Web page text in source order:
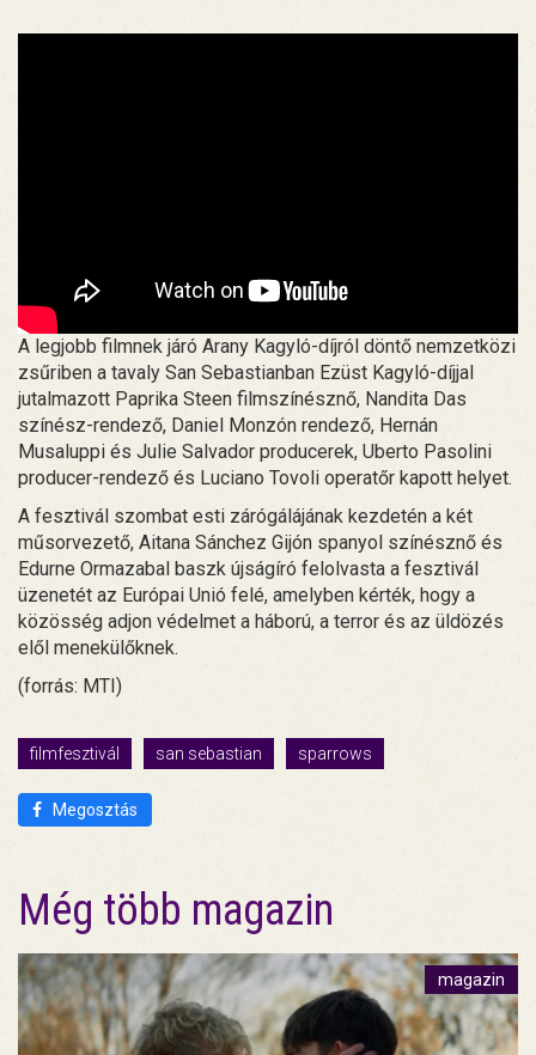
A legjobb filmnek járó Arany Kagyló-díjról döntő nemzetközi
zsűriben a tavaly San Sebastianban Ezüst Kagyló-díjjal
jutalmazott Paprika Steen filmszínésznő, Nandita Das
színész-rendező, Daniel Monzón rendező, Hernán
Musaluppi és Julie Salvador producerek, Uberto Pasolini
producer-rendező és Luciano Tovoli operatőr kapott helyet.
A fesztivál szombat esti zárógálájának kezdetén a két
műsorvezető, Aitana Sánchez Gijón spanyol színésznő és
Edurne Ormazabal baszk újságíró felolvasta a fesztivál
üzenetét az Európai Unió felé, amelyben kérték, hogy a
közösség adjon védelmet a háború, a terror és az üldözés
elől menekülőknek.
(forrás: MTI)
filmfesztivál san sebastian sparrows
Megosztás
Még több magazin
magazin